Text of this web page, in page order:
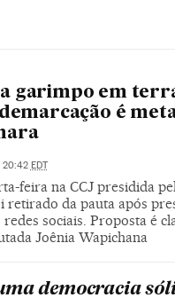
garimpo em
é
20:42 EDT
feira na CCJ presidida
retirado da pauta após
sociais. Proposta é
Joênia Wapichana
democracia